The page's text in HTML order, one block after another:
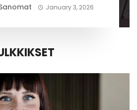
January 3, 2026